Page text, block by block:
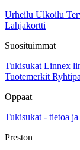
Urheilu Ulkoilu
Lahjakortti
Suosituimmat
Tukisukat Linnex
Tuotemerkit
Oppaat
Tukisukat - tietoa
Preston